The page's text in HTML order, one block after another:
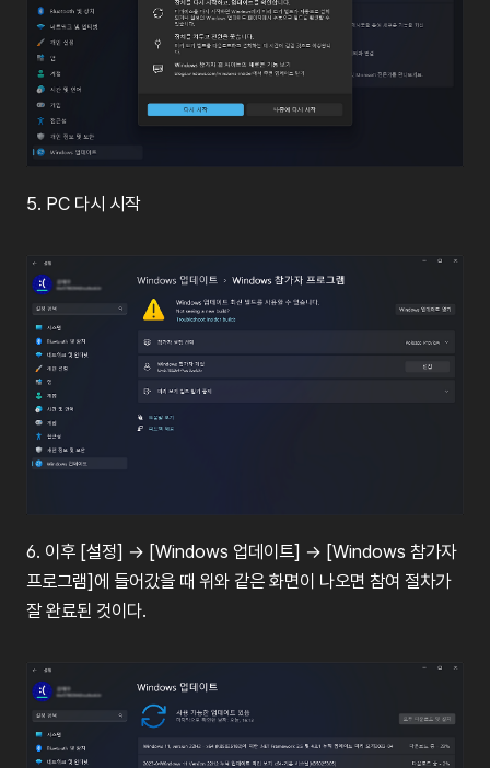
5. PC 다시 시작
6. 이후 [설정] → [Windows 업데이트] → [Windows 참가자
프로그램]에 들어갔을 때 위와 같은 화면이 나오면 참여 절차가
잘 완료된 것이다.